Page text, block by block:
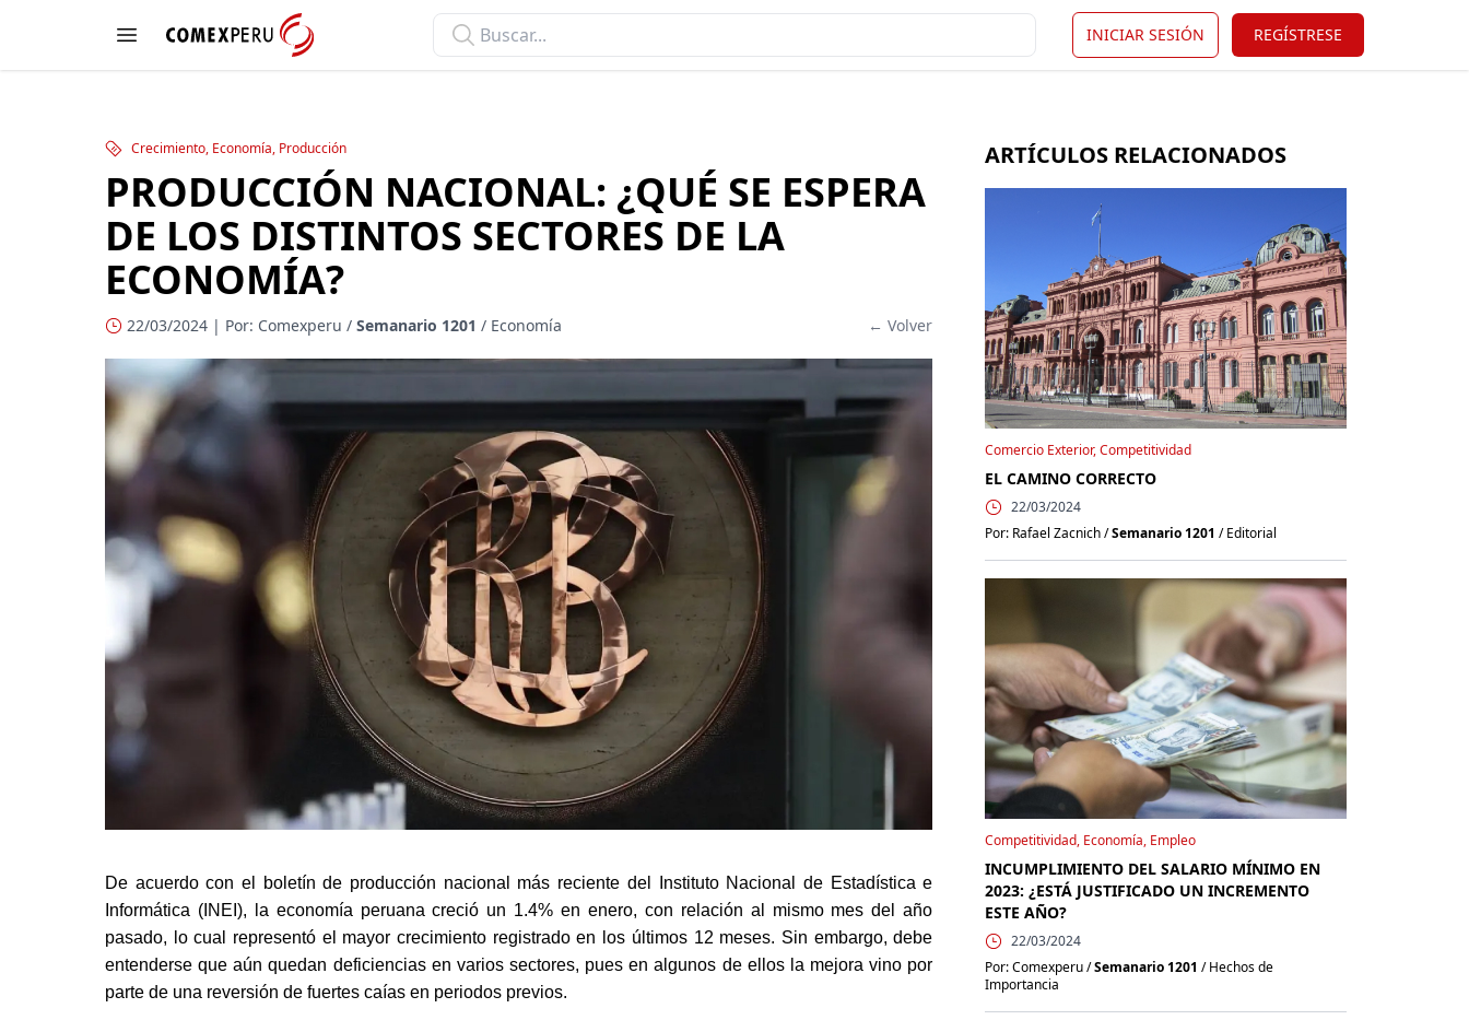
Open menu
ComexPerú INICIAR SESIÓN REGÍSTRESE
Crecimiento, Economía, Producción
PRODUCCIÓN NACIONAL: ¿QUÉ SE ESPERA
DE LOS DISTINTOS SECTORES DE LA
ECONOMÍA?
22/03/2024 | Por: Comexperu / Semanario 1201 / Economía ← Volver
De acuerdo con el boletín de producción nacional más reciente del Instituto Nacional de Estadística e
Informática (INEI), la economía peruana creció un 1.4% en enero, con relación al mismo mes del año
pasado, lo cual representó el mayor crecimiento registrado en los últimos 12 meses. Sin embargo, debe
entenderse que aún quedan deficiencias en varios sectores, pues en algunos de ellos la mejora vino por
parte de una reversión de fuertes caías en periodos previos.
ARTÍCULOS RELACIONADOS
Comercio Exterior, Competitividad
EL CAMINO CORRECTO
22/03/2024
Por: Rafael Zacnich /Semanario 1201 / Editorial
Competitividad, Economía, Empleo
INCUMPLIMIENTO DEL SALARIO MÍNIMO EN
2023: ¿ESTÁ JUSTIFICADO UN INCREMENTO
ESTE AÑO?
22/03/2024
Por: Comexperu /Semanario 1201 / Hechos de
Importancia